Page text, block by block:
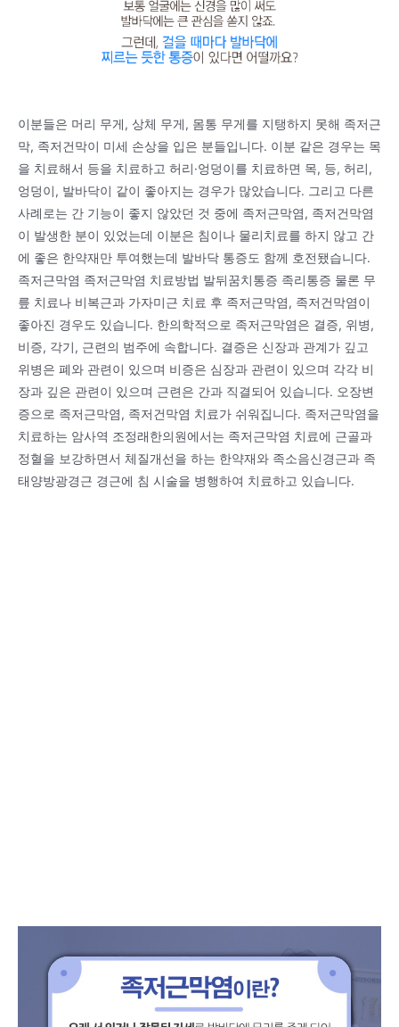
이분들은 머리 무게, 상체 무게, 몸통 무게를 지탱하지 못해 족저근
막, 족저건막이 미세 손상을 입은 분들입니다. 이분 같은 경우는 목
을 치료해서 등을 치료하고 허리·엉덩이를 치료하면 목, 등, 허리,
엉덩이, 발바닥이 같이 좋아지는 경우가 많았습니다. 그리고 다른
사례로는 간 기능이 좋지 않았던 것 중에 족저근막염, 족저건막염
이 발생한 분이 있었는데 이분은 침이나 물리치료를 하지 않고 간
에 좋은 한약재만 투여했는데 발바닥 통증도 함께 호전됐습니다.
족저근막염 족저근막염 치료방법 발뒤꿈치통증 족리통증 물론 무
릎 치료나 비복근과 가자미근 치료 후 족저근막염, 족저건막염이
좋아진 경우도 있습니다. 한의학적으로 족저근막염은 결증, 위병,
비증, 각기, 근련의 범주에 속합니다. 결증은 신장과 관계가 깊고
위병은 폐와 관련이 있으며 비증은 심장과 관련이 있으며 각각 비
장과 깊은 관련이 있으며 근련은 간과 직결되어 있습니다. 오장변
증으로 족저근막염, 족저건막염 치료가 쉬워집니다. 족저근막염을
치료하는 암사역 조정래한의원에서는 족저근막염 치료에 근골과
정혈을 보강하면서 체질개선을 하는 한약재와 족소음신경근과 족
태양방광경근 경근에 침 시술을 병행하여 치료하고 있습니다.